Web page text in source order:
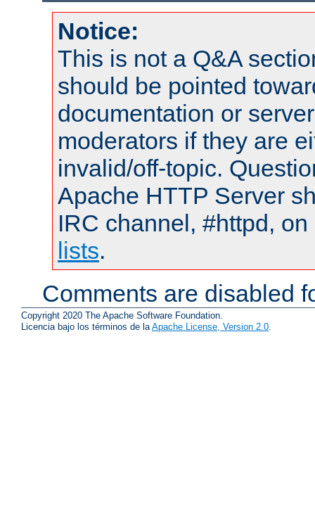
Notice:
This is not a Q&A
should be pointed
documentation or
moderators if they are
invalid/off-topic.
Apache HTTP Server
IRC channel, #httpd,
lists.
Comments are disabled
Copyright 2020 The Apache Software Foundation.
Licencia bajo los términos de laApache License, Version 2.0.